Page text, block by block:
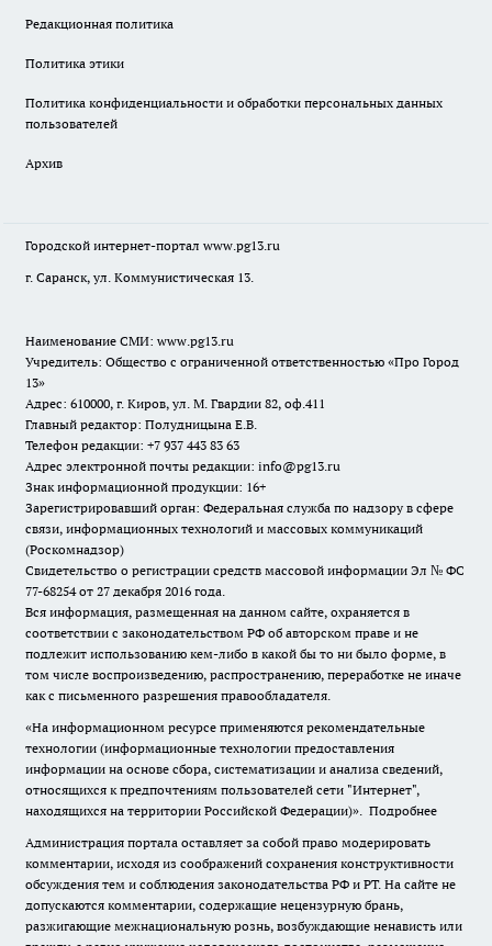
Редакционная политика
Политика этики
Политика конфиденциальности и обработки персональных данных
пользователей
Архив
Городской интернет-портал www.pg13.ru
г. Саранск, ул. Коммунистическая 13.
Наименование СМИ: www.pg13.ru
Учредитель: Общество с ограниченной ответственностью «Про Город
13»
Адрес: 610000, г. Киров, ул. М. Гвардии 82, оф.411
Главный редактор: Полудницына Е.В.
Телефон редакции: +7 937 443 83 63
Адрес электронной почты редакции: info@pg13.ru
Знак информационной продукции: 16+
Зарегистрировавший орган: Федеральная служба по надзору в сфере
связи, информационных технологий и массовых коммуникаций
(Роскомнадзор)
Свидетельство о регистрации средств массовой информации Эл № ФС
77-68254 от 27 декабря 2016 года.
Вся информация, размещенная на данном сайте, охраняется в
соответствии с законодательством РФ об авторском праве и не
подлежит использованию кем-либо в какой бы то ни было форме, в
том числе воспроизведению, распространению, переработке не иначе
как с письменного разрешения правообладателя.
«На информационном ресурсе применяются рекомендательные
технологии (информационные технологии предоставления
информации на основе сбора, систематизации и анализа сведений,
относящихся к предпочтениям пользователей сети "Интернет",
находящихся на территории Российской Федерации)». Подробнее
Администрация портала оставляет за собой право модерировать
комментарии, исходя из соображений сохранения конструктивности
обсуждения тем и соблюдения законодательства РФ и РТ. На сайте не
допускаются комментарии, содержащие нецензурную брань,
разжигающие межнациональную рознь, возбуждающие ненависть или